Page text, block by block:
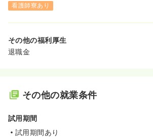
看護師寮あり
その他の福利厚生
退職金
その他の就業条件
試用期間
試用期間あり